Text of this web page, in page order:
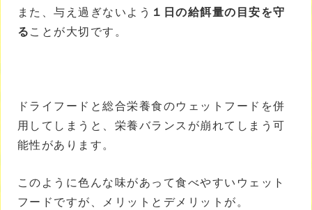
また、与え過ぎないよう １日の給餌量の目安を守
ることが大切です。
ドライフードと総合栄養食のウェットフードを併
用してしまうと、栄養バランスが崩れてしまう可
能性があります。
このように色んな味があって食べやすいウェット
フードですが、メリットとデメリットが。